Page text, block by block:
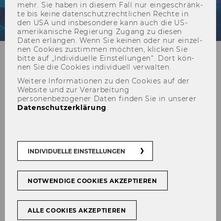
Seminar 2026
rums in Mond­see. Hier wer­den dog­ma­ti­
sche Grund­satz­re­fe­ra­te so­wohl zu ak­tu­
el­len als auch zu zeit­lo­sen Fra­gen des
Zi­vil­rechts, des Pro­zess­rechts und des
führ­lich dis­ku­tiert.
mehr. Sie haben in die­sem Fall nur ein­ge­schränk­
te bis keine da­ten­schutz­recht­li­chen Rech­te in
den USA und ins­be­son­de­re kann auch die US-​
amerikanische Re­gie­rung Zu­gang zu die­sen
Daten er­lan­gen. Wenn Sie kei­nen oder nur ein­zel­
nen Coo­kies zu­stim­men möch­ten, kli­cken Sie
bitte auf „In­di­vi­du­el­le Ein­stel­lun­gen“. Dort kön­
nen Sie die Coo­kies in­di­vi­du­ell ver­wal­ten.
Weitere Informationen zu den Cookies auf der
Website und zur Verarbeitung
personenbezogener Daten finden Sie in unserer
Datenschutzerklärung.
INDIVIDUELLE EINSTELLUNGEN
NOTWENDIGE COOKIES AKZEPTIEREN
ALLE COOKIES AKZEPTIEREN